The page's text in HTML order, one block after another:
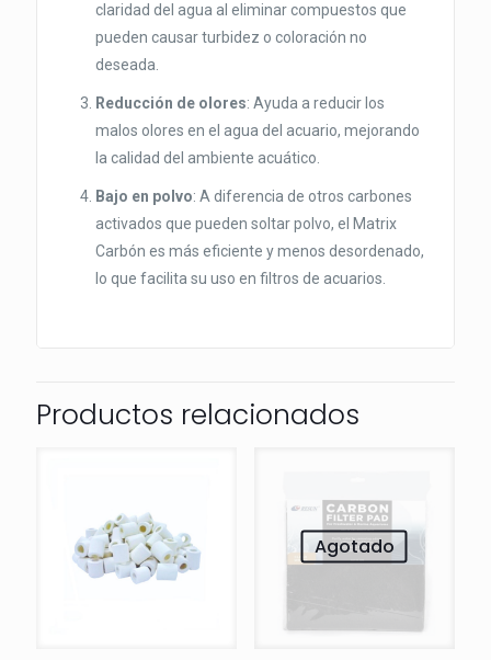
claridad del agua al eliminar compuestos que
pueden causar turbidez o coloración no
deseada.
Reducción de olores: Ayuda a reducir los
malos olores en el agua del acuario, mejorando
la calidad del ambiente acuático.
Bajo en polvo: A diferencia de otros carbones
activados que pueden soltar polvo, el Matrix
Carbón es más eficiente y menos desordenado,
lo que facilita su uso en filtros de acuarios.
Productos relacionados
Agotado